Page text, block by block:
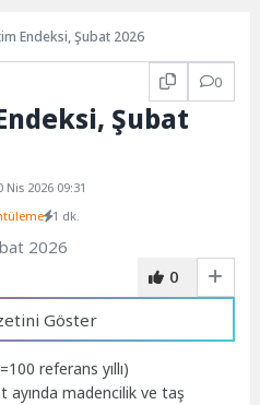
Endeksi, Şubat 2026
0
Şubat
Nis 2026 09:31
1 dk.
0
Göster
referans yıllı)
ayında madencilik ve taş